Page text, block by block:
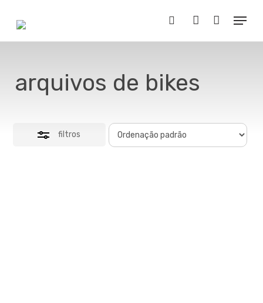
main
content
Buscar..account
Menu
arquivos de bikes
filtros
Close